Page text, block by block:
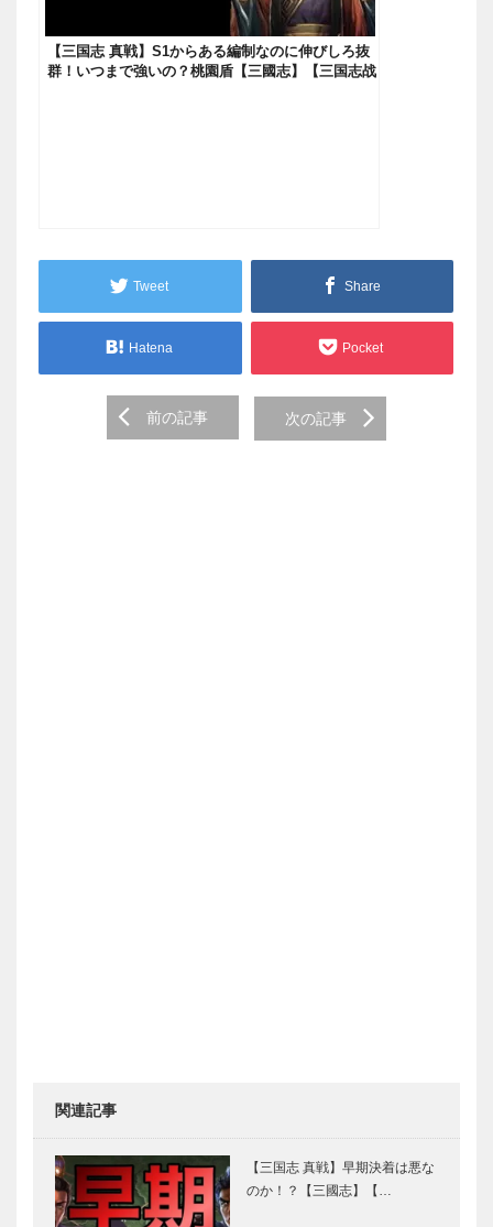
【三国志 真戦】S1からある編制なのに伸びしろ抜
群！いつまで強いの？桃園盾【三國志】【三国志战
Tweet Share
Hatena Pocket
navigation
前の記事 次の記事
関連記事
【三国志 真戦】早期決着は悪な
のか！？【三國志】【…